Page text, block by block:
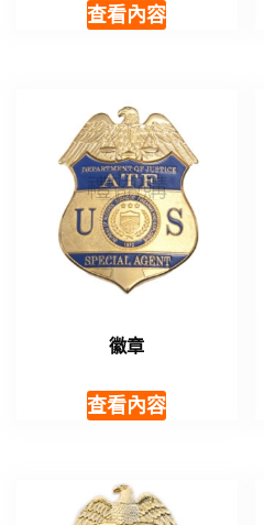
查看內容
徽章
查看內容